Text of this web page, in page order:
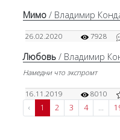
Мимо / Владимир
26.02.2020 7928
Любовь / Владимир
Намедни что экспромт
16.11.2019 8010
‹ 1 2 3 4 ...